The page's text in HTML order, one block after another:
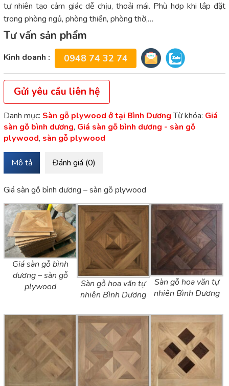
tự nhiên tạo cảm giác dễ chịu, thoải mái. Phù hợp khi lắp đặt
trong phòng ngủ, phòng thiền, phòng thờ,…
Tư vấn sản phẩm
Kinh doanh : 0948 74 32 74
Gửi yêu cầu liên hệ
Danh mục: Sàn gỗ plywood ở tại Bình Dương Từ khóa: Giá
sàn gỗ bình dương, Giá sàn gỗ bình dương - sàn gỗ
plywood, sàn gỗ plywood
Mô tả Đánh giá (0)
Giá sàn gỗ bình dương – sàn gỗ plywood
Giá sàn gỗ bình
dương – sàn gỗ
plywood
Sàn gỗ hoa văn tự
nhiên Bình Dương
Sàn gỗ hoa văn tự
nhiên Bình Dương